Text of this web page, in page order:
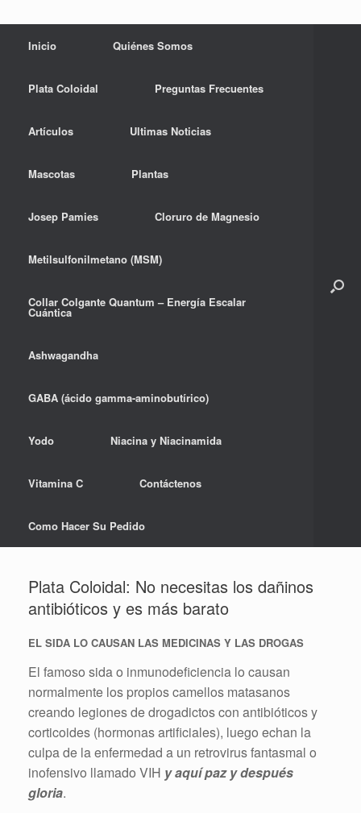
Inicio Quiénes Somos
Plata Coloidal Preguntas Frecuentes
Artículos Ultimas Noticias
Mascotas Plantas
Josep Pamies Cloruro de Magnesio
Metilsulfonilmetano (MSM)
Collar Colgante Quantum – Energía Escalar
Cuántica
Ashwagandha
GABA (ácido gamma-aminobutírico)
Yodo Niacina y Niacinamida
Vitamina C Contáctenos
Como Hacer Su Pedido
Plata Coloidal: No necesitas los dañinos
antibióticos y es más barato
EL SIDA LO CAUSAN LAS MEDICINAS Y LAS DROGAS
El famoso sida o inmunodeficiencia lo causan
normalmente los propios camellos matasanos
creando legiones de drogadictos con antibióticos y
corticoides (hormonasartificiales), luego echan la
culpa de la enfermedad a un retrovirus fantasmal o
inofensivo llamado VIH y aquí paz y después
gloria.